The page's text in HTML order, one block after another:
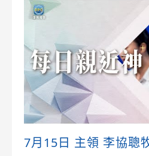
7月15日 主領 李協聰